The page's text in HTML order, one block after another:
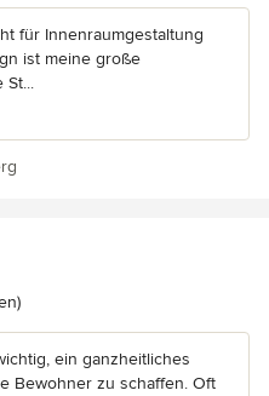
für Innenraumgestaltung
ist meine große
St...
von 5 Sternen
ein ganzheitliches
Bewohner zu schaffen. Oft